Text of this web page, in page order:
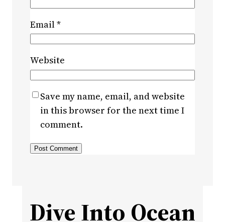
Email*
Website
Save my name, email, and website
in this browser for the next time I
comment.
Dive Into Ocean